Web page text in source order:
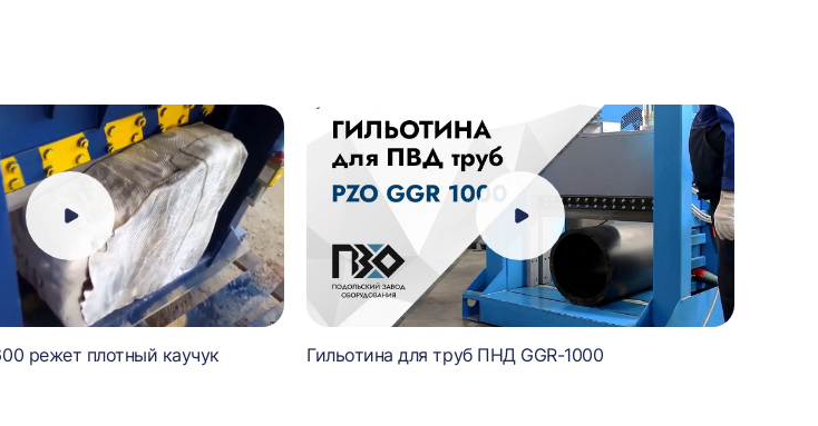
режет плотный каучук Гильотина для труб ПНД GGR-1000